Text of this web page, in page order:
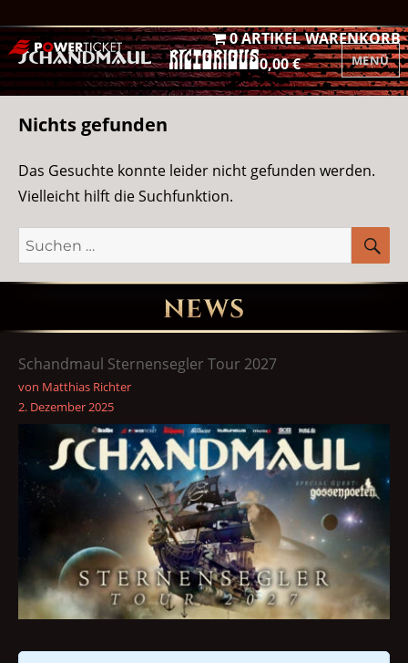
WARENKORB
0 ARTIKEL
0,00 €
MENÜ
Nichts gefunden
Das Gesuchte konnte leider nicht gefunden werden.
Vielleicht hilft die Suchfunktion.
Suchen
nach:
NEWS
Schandmaul Sternensegler Tour 2027
von Matthias Richter
2. Dezember 2025